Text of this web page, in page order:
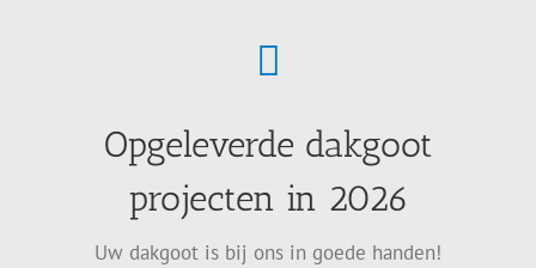
Opgeleverde dakgoot
projecten in 2026
Uw dakgoot is bij ons in goede handen!